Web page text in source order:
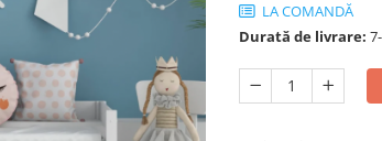
LA COMANDĂ
Durată de livrare: